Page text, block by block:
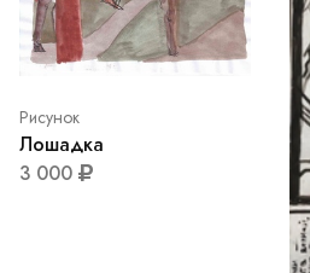
Рисунок
Лошадка
3 000